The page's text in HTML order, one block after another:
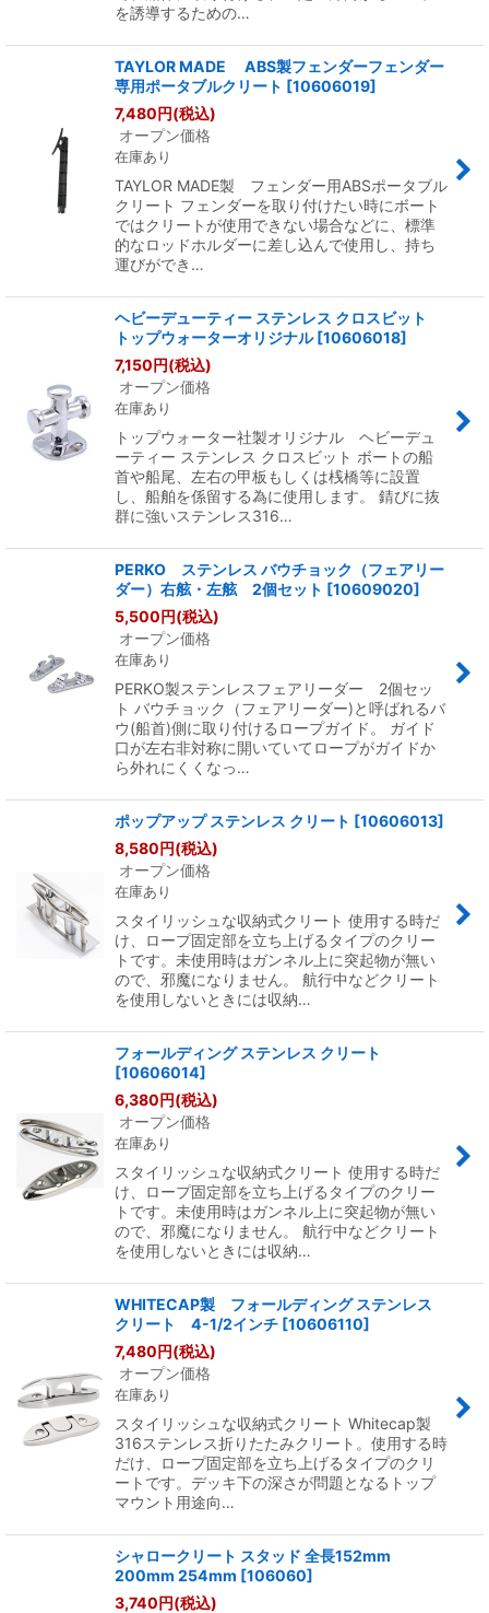
を誘導するための…
TAYLOR MADE ABS製フェンダーフェンダー
専用ポータブルクリート [10606019]
7,480円(税込)
オープン価格
在庫あり
TAYLOR MADE製 フェンダー用ABSポータブル
クリート フェンダーを取り付けたい時にボート
ではクリートが使用できない場合などに、標準
的なロッドホルダーに差し込んで使用し、持ち
運びができ…
ヘビーデューティー ステンレス クロスビット
トップウォーターオリジナル [10606018]
7,150円(税込)
オープン価格
在庫あり
トップウォーター社製オリジナル ヘビーデュ
ーティー ステンレス クロスビット ボートの船
首や船尾、左右の甲板もしくは桟橋等に設置
し、船舶を係留する為に使用します。 錆びに抜
群に強いステンレス316…
PERKO ステンレス バウチョック（フェアリー
ダー）右舷・左舷 2個セット [10609020]
5,500円(税込)
オープン価格
在庫あり
PERKO製ステンレスフェアリーダー 2個セッ
ト バウチョック（フェアリーダー)と呼ばれるバ
ウ(船首)側に取り付けるロープガイド。 ガイド
口が左右非対称に開いていてロープがガイドか
ら外れにくくなっ…
ポップアップ ステンレス クリート [10606013]
8,580円(税込)
オープン価格
在庫あり
スタイリッシュな収納式クリート 使用する時だ
け、ロープ固定部を立ち上げるタイプのクリー
トです。未使用時はガンネル上に突起物が無い
ので、邪魔になりません。 航行中などクリート
を使用しないときには収納…
フォールディング ステンレス クリート
[10606014]
6,380円(税込)
オープン価格
在庫あり
スタイリッシュな収納式クリート 使用する時だ
け、ロープ固定部を立ち上げるタイプのクリー
トです。未使用時はガンネル上に突起物が無い
ので、邪魔になりません。 航行中などクリート
を使用しないときには収納…
WHITECAP製 フォールディング ステンレス
クリート 4-1/2インチ [10606110]
7,480円(税込)
オープン価格
在庫あり
スタイリッシュな収納式クリート Whitecap製
316ステンレス折りたたみクリート。使用する時
だけ、ロープ固定部を立ち上げるタイプのクリ
ートです。デッキ下の深さが問題となるトップ
マウント用途向…
シャロークリート スタッド 全長152mm
200mm 254mm [106060]
3,740円(税込)